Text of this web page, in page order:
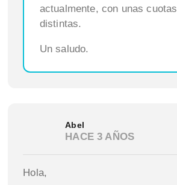
actualmente, con unas
distintas.
Un saludo.
Abel
HACE 3 AÑOS
Hola,